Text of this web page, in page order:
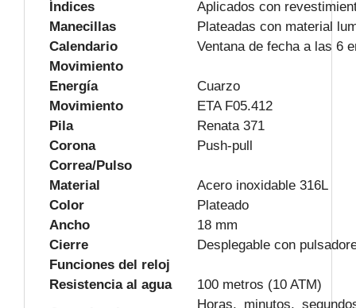
Índices
Aplicados con
Manecillas
Plateadas con material
Calendario
Ventana de fecha a las 6
Movimiento
Energía
Cuarzo
Movimiento
ETA F05.412
Pila
Renata 371
Corona
Push-pull
Correa/Pulso
Material
Acero inoxidable 316L
Color
Plateado
Ancho
18 mm
Cierre
Desplegable con
Funciones del reloj
Resistencia al agua
100 metros (10 ATM)
Horas, minutos,